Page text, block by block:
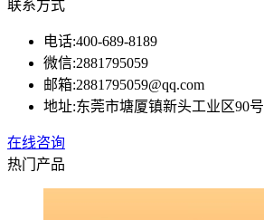
联系方式
电话:400-689-8189
微信:2881795059
邮箱:2881795059@qq.com
地址:东莞市塘厦镇新头工业区90号
在线咨询
热门产品